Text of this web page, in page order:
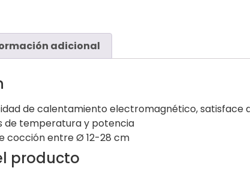
adicional
de calentamiento electromagnético, satisface
de temperatura y potencia
cocción entre Ø 12-28 cm
producto